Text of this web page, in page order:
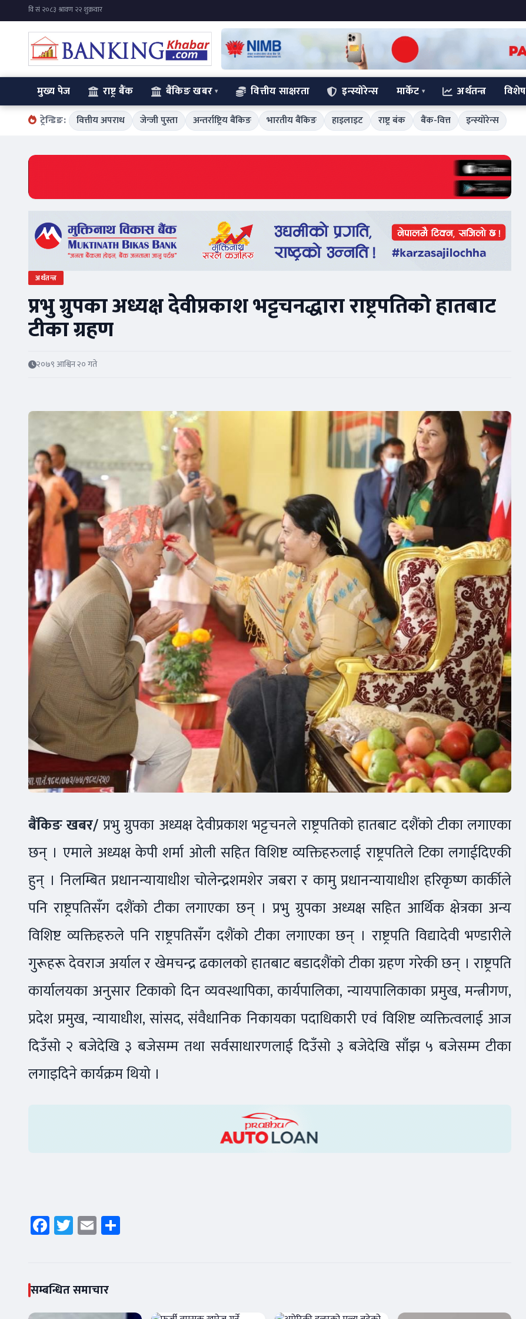
मुख्य पेज राष्ट्र बैंक बैंकिङ खबर वित्तीय साक्षरता इन्स्योरेन्स मार्केट अर्थतन्त्र विशेष
ट्रेन्डिङ: वित्तीय अपराध जेन्जी पुस्ता अन्तर्राष्ट्रिय बैंकिङ भारतीय बैंकिङ हाइलाइट राष्ट्र बंक बैंक-वित्त इन्स्योरेन्स
अर्थतन्त्र
प्रभु ग्रुपका अध्यक्ष देवीप्रकाश भट्टचनद्धारा राष्ट्रपतिको हातबाट
टीका ग्रहण
२०७९ आश्विन २० गते
बैंकिङ खबर/प्रभु ग्रुपका अध्यक्ष देवीप्रकाश भट्टचनले राष्ट्रपतिको हातबाट दशैंको टीका लगाएका
छन् । एमाले अध्यक्ष केपी शर्मा ओली सहित विशिष्ट व्यक्तिहरुलाई राष्ट्रपतिले टिका लगाईदिएकी
हुन् । निलम्बित प्रधानन्यायाधीश चोलेन्द्रशमशेर जबरा र कामु प्रधानन्यायाधीश हरिकृष्ण कार्कीले
पनि राष्ट्रपतिसँग दशैंको टीका लगाएका छन् । प्रभु ग्रुपका अध्यक्ष सहित आर्थिक क्षेत्रका अन्य
विशिष्ट व्यक्तिहरुले पनि राष्ट्रपतिसँग दशैंको टीका लगाएका छन् । राष्ट्रपति विद्यादेवी भण्डारीले
गुरूहरू देवराज अर्याल र खेमचन्द्र ढकालको हातबाट बडादशैंको टीका ग्रहण गरेकी छन् । राष्ट्रपति
कार्यालयका अनुसार टिकाको दिन व्यवस्थापिका, कार्यपालिका, न्यायपालिकाका प्रमुख, मन्त्रीगण,
प्रदेश प्रमुख, न्यायाधीश, सांसद, संवैधानिक निकायका पदाधिकारी एवं विशिष्ट व्यक्तित्वलाई आज
दिउँसो २ बजेदेखि ३ बजेसम्म तथा सर्वसाधारणलाई दिउँसो ३ बजेदेखि साँझ ५ बजेसम्म टीका
लगाइदिने कार्यक्रम थियो ।
Facebook
Twitter
Email
सम्बन्धित समाचार